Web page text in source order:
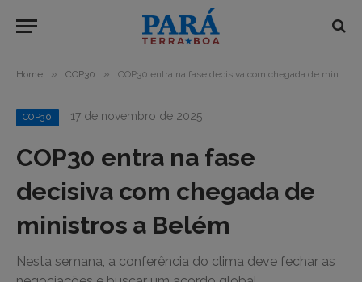
Home » COP30 » COP30 entra na fase decisiva com chegada de ministros a Belém
COP30 17 de novembro de 2025
COP30 entra na fase
decisiva com chegada de
ministros a Belém
Nesta semana, a conferência do clima deve fechar as